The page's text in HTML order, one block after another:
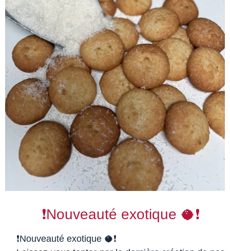
❗️Nouveauté exotique 🥥❗️
❗️Nouveauté exotique 🥥❗️